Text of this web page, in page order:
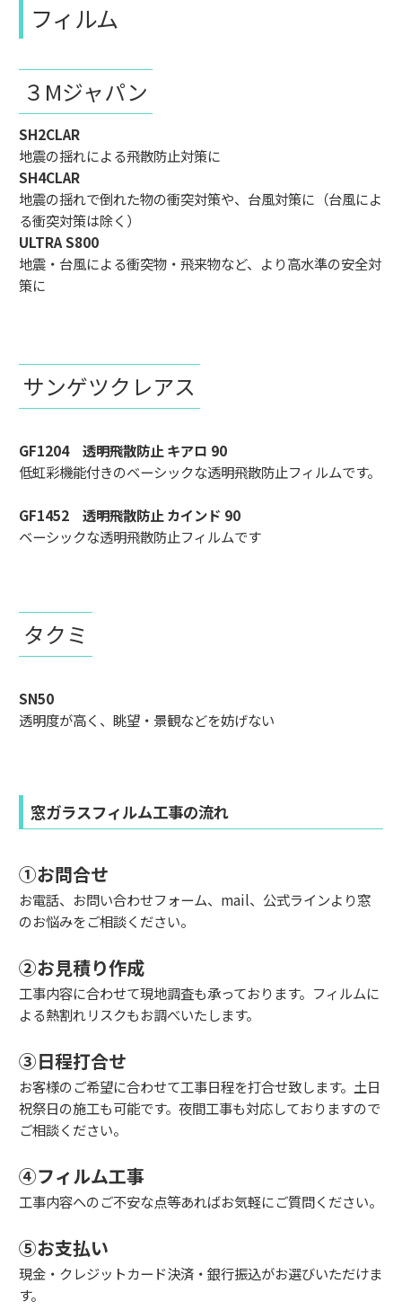
フィルム
３Mジャパン
SH2CLAR
地震の揺れによる飛散防止対策に
SH4CLAR
地震の揺れで倒れた物の衝突対策や、台風対策に（台風によ
る衝突対策は除く）
ULTRA S800
地震・台風による衝突物・飛来物など、より高水準の安全対
策に
サンゲツクレアス
GF1204 透明飛散防止 キアロ 90
低虹彩機能付きのベーシックな透明飛散防止フィルムです。
GF1452 透明飛散防止 カインド 90
ベーシックな透明飛散防止フィルムです
タクミ
SN50
透明度が高く、眺望・景観などを妨げない
窓ガラスフィルム工事の流れ
①お問合せ
お電話、お問い合わせフォーム、mail、公式ラインより窓
のお悩みをご相談ください。
②お見積り作成
工事内容に合わせて現地調査も承っております。フィルムに
よる熱割れリスクもお調べいたします。
③日程打合せ
お客様のご希望に合わせて工事日程を打合せ致します。土日
祝祭日の施工も可能です。夜間工事も対応しておりますので
ご相談ください。
④フィルム工事
工事内容へのご不安な点等あればお気軽にご質問ください。
⑤お支払い
現金・クレジットカード決済・銀行振込がお選びいただけま
す。